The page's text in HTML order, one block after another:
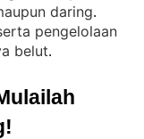
daring
pengelolaan
belut.